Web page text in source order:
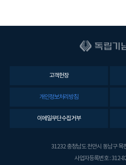
고객헌장
개인정보처리방침
이메일무단수집거부
31232 충청남도 천안시 동남구 목
사업자등록번호 : 312-